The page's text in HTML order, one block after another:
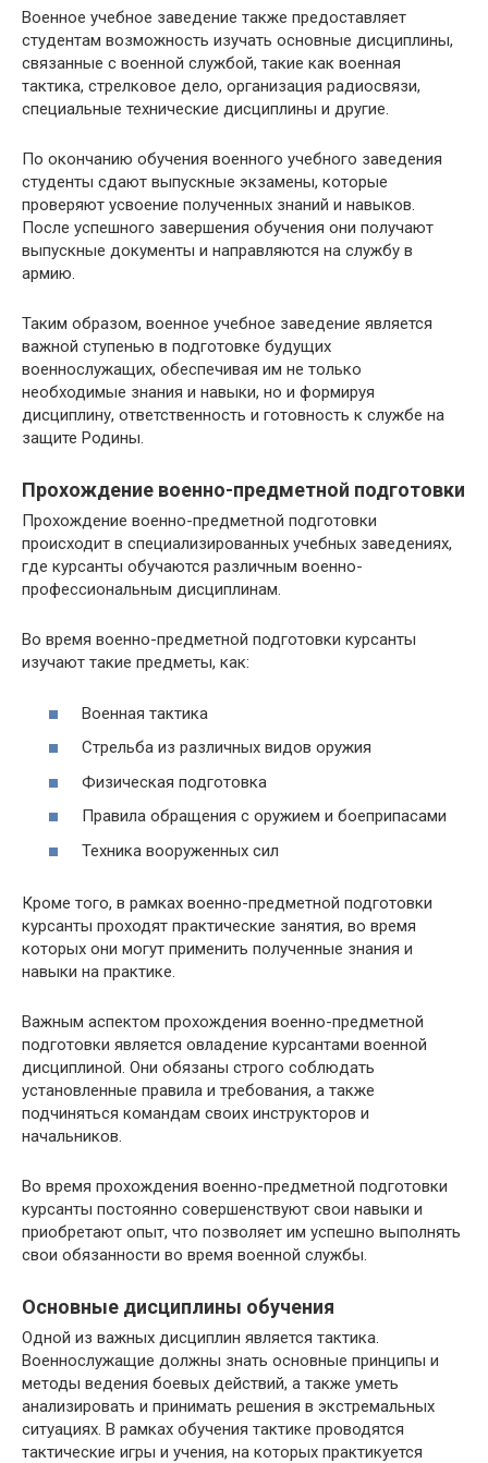
Военное учебное заведение также предоставляет
студентам возможность изучать основные дисциплины,
связанные с военной службой, такие как военная
тактика, стрелковое дело, организация радиосвязи,
специальные технические дисциплины и другие.
По окончанию обучения военного учебного заведения
студенты сдают выпускные экзамены, которые
проверяют усвоение полученных знаний и навыков.
После успешного завершения обучения они получают
выпускные документы и направляются на службу в
армию.
Таким образом, военное учебное заведение является
важной ступенью в подготовке будущих
военнослужащих, обеспечивая им не только
необходимые знания и навыки, но и формируя
дисциплину, ответственность и готовность к службе на
защите Родины.
Прохождение военно-предметной подготовки
Прохождение военно-предметной подготовки
происходит в специализированных учебных заведениях,
где курсанты обучаются различным военно-
профессиональным дисциплинам.
Во время военно-предметной подготовки курсанты
изучают такие предметы, как:
Военная тактика
Стрельба из различных видов оружия
Физическая подготовка
Правила обращения с оружием и боеприпасами
Техника вооруженных сил
Кроме того, в рамках военно-предметной подготовки
курсанты проходят практические занятия, во время
которых они могут применить полученные знания и
навыки на практике.
Важным аспектом прохождения военно-предметной
подготовки является овладение курсантами военной
дисциплиной. Они обязаны строго соблюдать
установленные правила и требования, а также
подчиняться командам своих инструкторов и
начальников.
Во время прохождения военно-предметной подготовки
курсанты постоянно совершенствуют свои навыки и
приобретают опыт, что позволяет им успешно выполнять
свои обязанности во время военной службы.
Основные дисциплины обучения
Одной из важных дисциплин является тактика.
Военнослужащие должны знать основные принципы и
методы ведения боевых действий, а также уметь
анализировать и принимать решения в экстремальных
ситуациях. В рамках обучения тактике проводятся
тактические игры и учения, на которых практикуется